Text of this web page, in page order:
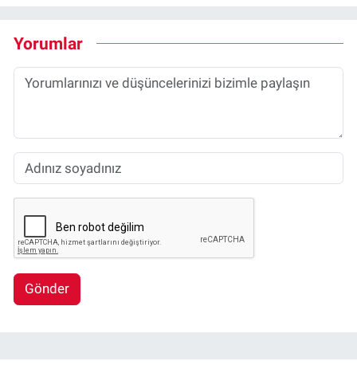
Yorumlar
Gönder